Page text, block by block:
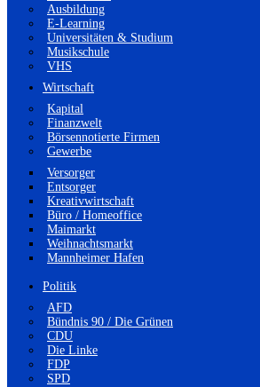
Ausbildung
E-Learning
Universitäten & Studium
Musikschule
VHS
Wirtschaft
Kapital
Finanzwelt
Börsennotierte Firmen
Gewerbe
Versorger
Entsorger
Kreativwirtschaft
Büro / Homeoffice
Maimarkt
Weihnachtsmarkt
Mannheimer Hafen
Politik
AFD
Bündnis 90 / Die Grünen
CDU
Die Linke
FDP
SPD